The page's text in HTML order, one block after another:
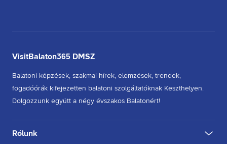
VisitBalaton365 DMSZ
Balatoni képzések, szakmai hírek, elemzések, trendek,
fogadóórák kifejezetten balatoni szolgáltatóknak Keszthelyen.
Dolgozzunk együtt a négy évszakos Balatonért!
Rólunk